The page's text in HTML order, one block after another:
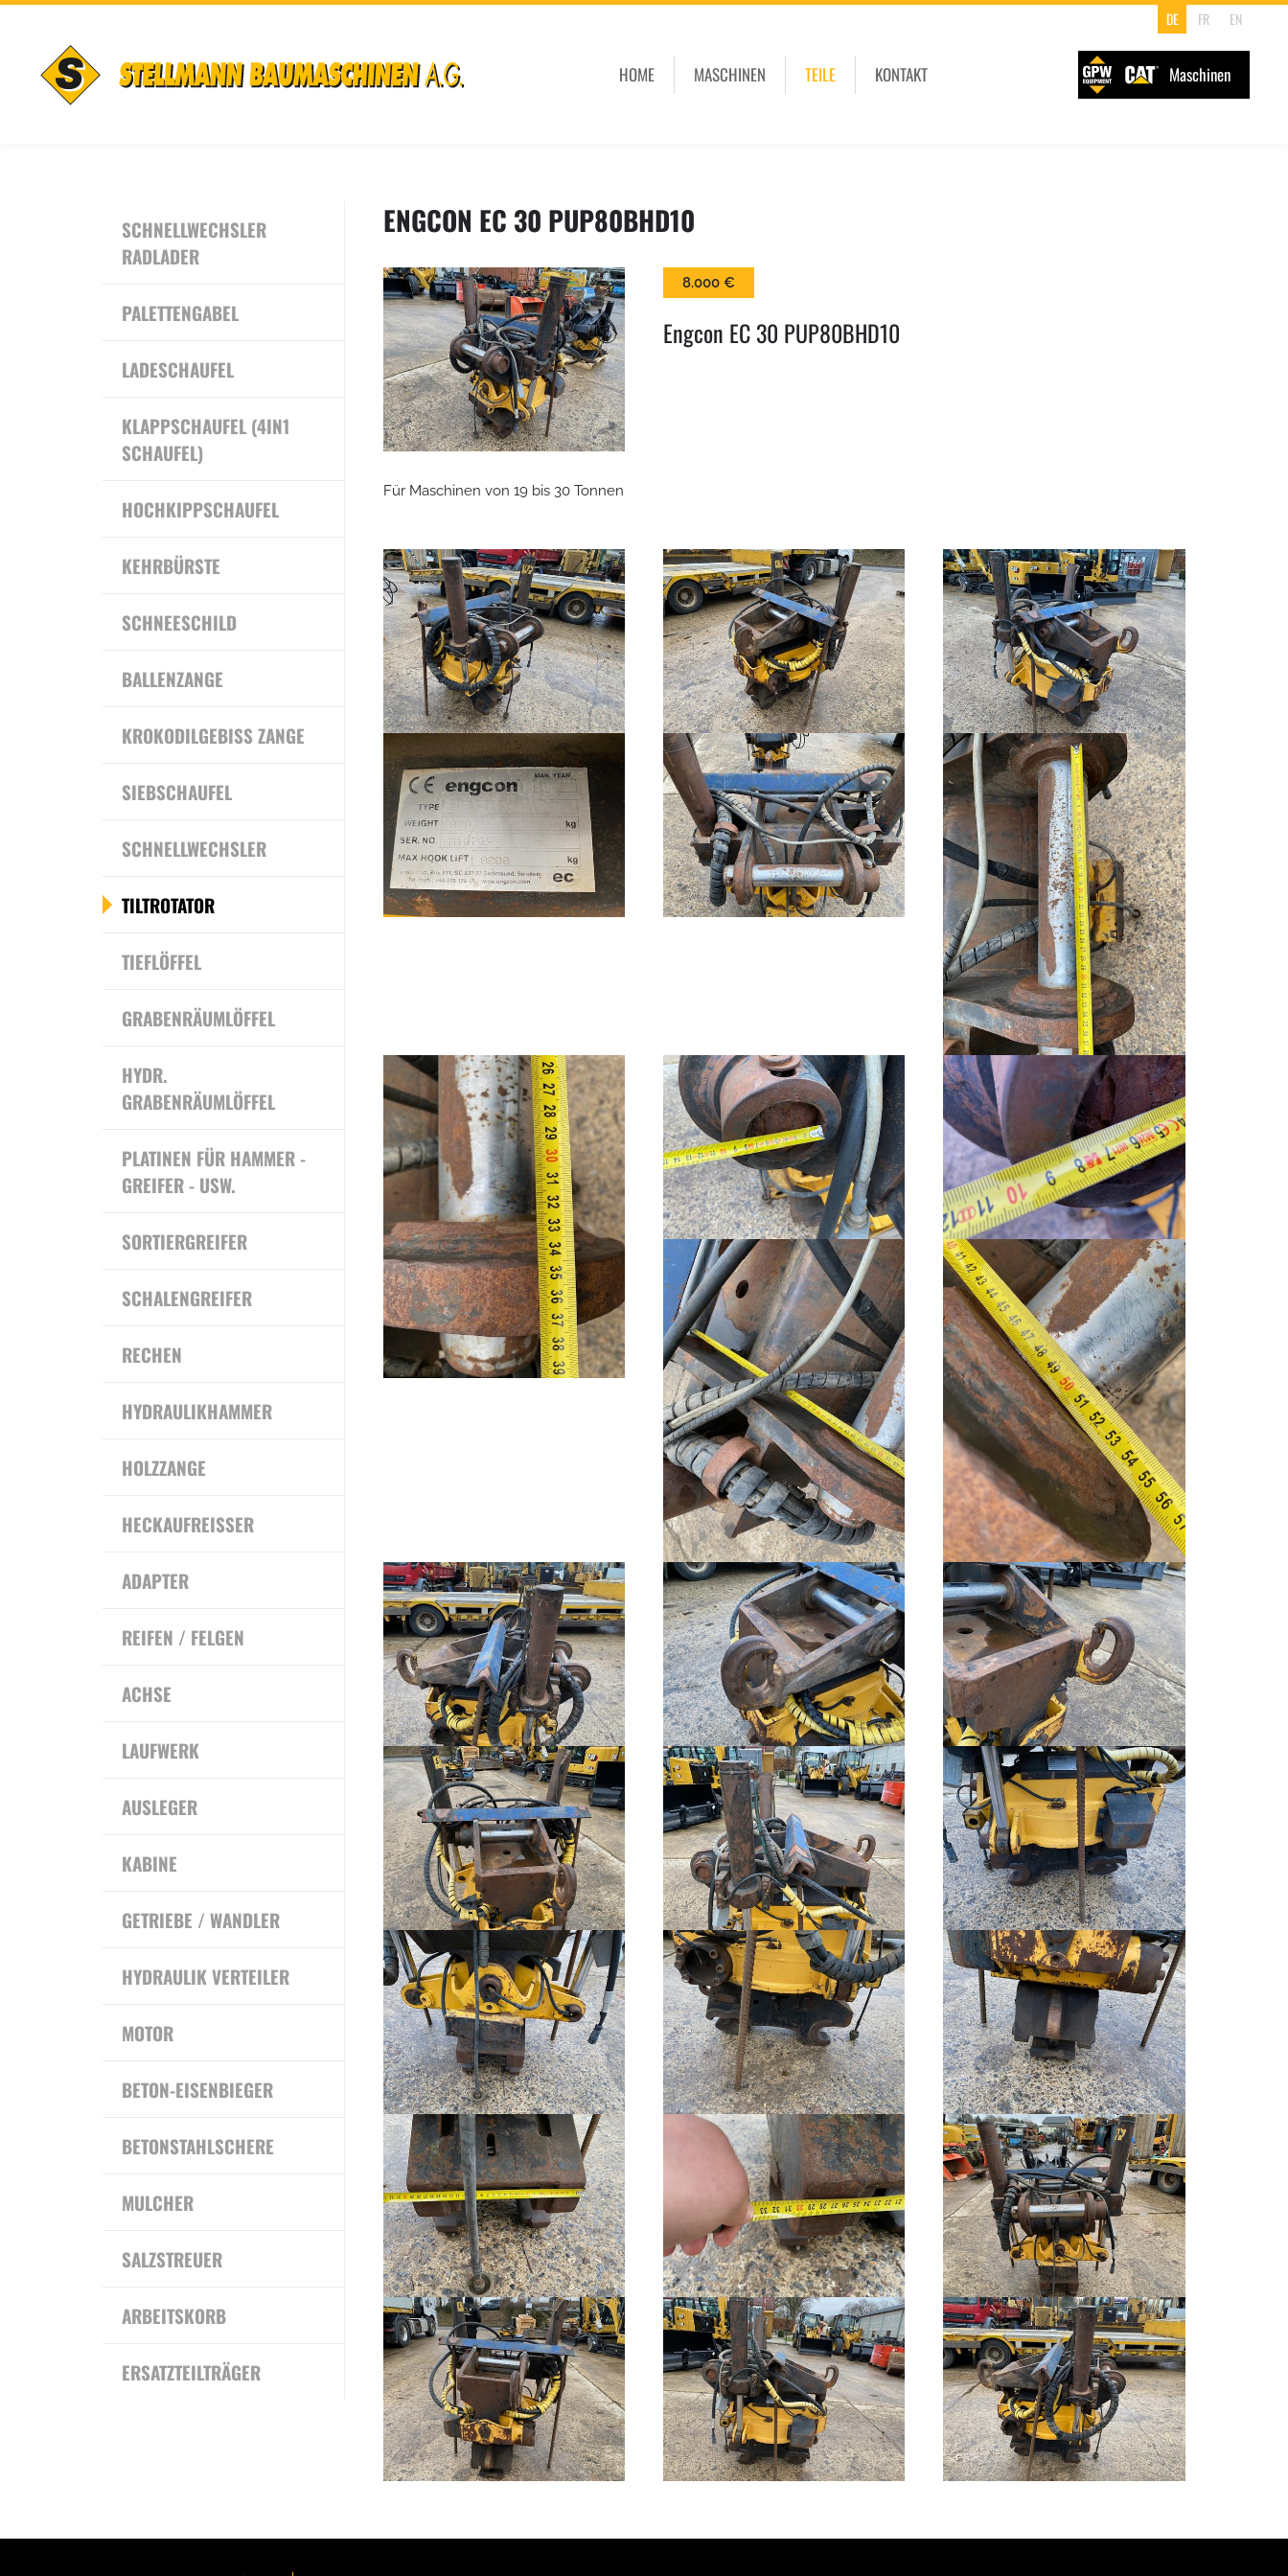
HOME MASCHINEN TEILE KONTAKT Maschinen
DE FR EN
SCHNELLWECHSLER
RADLADER
PALETTENGABEL
LADESCHAUFEL
KLAPPSCHAUFEL (4IN1
SCHAUFEL)
HOCHKIPPSCHAUFEL
KEHRBÜRSTE
SCHNEESCHILD
BALLENZANGE
KROKODILGEBISS ZANGE
SIEBSCHAUFEL
SCHNELLWECHSLER
TILTROTATOR
TIEFLÖFFEL
GRABENRÄUMLÖFFEL
HYDR.
GRABENRÄUMLÖFFEL
PLATINEN FÜR HAMMER -
GREIFER - USW.
SORTIERGREIFER
SCHALENGREIFER
RECHEN
HYDRAULIKHAMMER
HOLZZANGE
HECKAUFREISSER
ADAPTER
REIFEN / FELGEN
ACHSE
LAUFWERK
AUSLEGER
KABINE
GETRIEBE / WANDLER
HYDRAULIK VERTEILER
MOTOR
BETON-EISENBIEGER
BETONSTAHLSCHERE
MULCHER
SALZSTREUER
ARBEITSKORB
ERSATZTEILTRÄGER
ENGCON EC 30 PUP80BHD10
8.000 €
Engcon EC 30 PUP80BHD10
Für Maschinen von 19 bis 30 Tonnen